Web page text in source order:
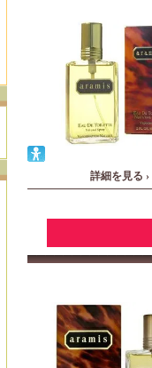
詳細を見る ›